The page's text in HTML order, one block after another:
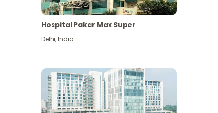
Hospital Pakar Max Super
Delhi,India